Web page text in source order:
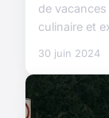
de
culinaire et
30 juin 2024